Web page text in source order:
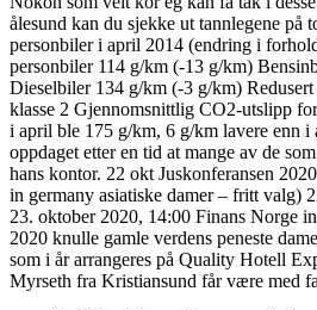
ålesund kan du sjekke ut tannlegene på
personbiler i april 2014 (endring i
personbiler 114 g/km (-13 g/km)
Dieselbiler 134 g/km (-3 g/km)
klasse 2 Gjennomsnittlig CO2-utslipp
i april ble 175 g/km, 6 g/km lavere enn i
oppdaget etter en tid at mange av de
hans kontor. 22 okt Juskonferansen
in germany asiatiske damer – fritt valg)
23. oktober 2020, 14:00 Finans Norge
2020 knulle gamle verdens peneste
som i år arrangeres på Quality Hotell
Myrseth fra Kristiansund får være med